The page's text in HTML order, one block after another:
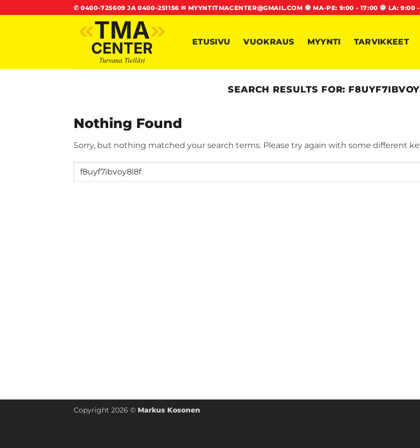
to
✆ 0400-725609 JA 0400-251156✉ MYYNTITMACENTER@GMAIL.COM MA-PE: 9:00 - 17:00 LA: 9:00
ETUSIVU VUOKRAUS MYYNTI TARVIKKEET
SEARCH RESULTS FOR:
Nothing Found
Sorry, but nothing matched your search terms. Please try again with some different
Copyright 2026 © Markus Kosonen